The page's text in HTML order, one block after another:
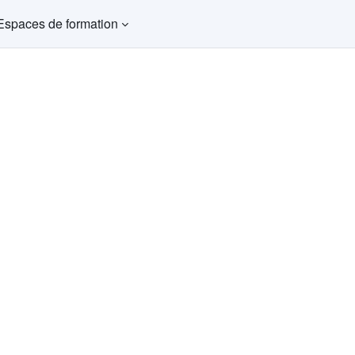
de formation